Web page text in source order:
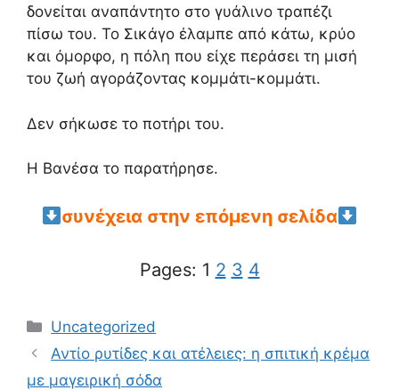
δονείται αναπάντητο στο γυάλινο τραπέζι
πίσω του. Το Σικάγο έλαμπε από κάτω, κρύο
και όμορφο, η πόλη που είχε περάσει τη μισή
του ζωή αγοράζοντας κομμάτι-κομμάτι.
Δεν σήκωσε το ποτήρι του.
Η Βανέσα το παρατήρησε.
συνέχεια στην επόμενη σελίδα
Pages: 1 2 3 4
Categories
Uncategorized
Αντίο ρυτίδες και ατέλειες: η σπιτική κρέμα
με μαγειρική σόδα